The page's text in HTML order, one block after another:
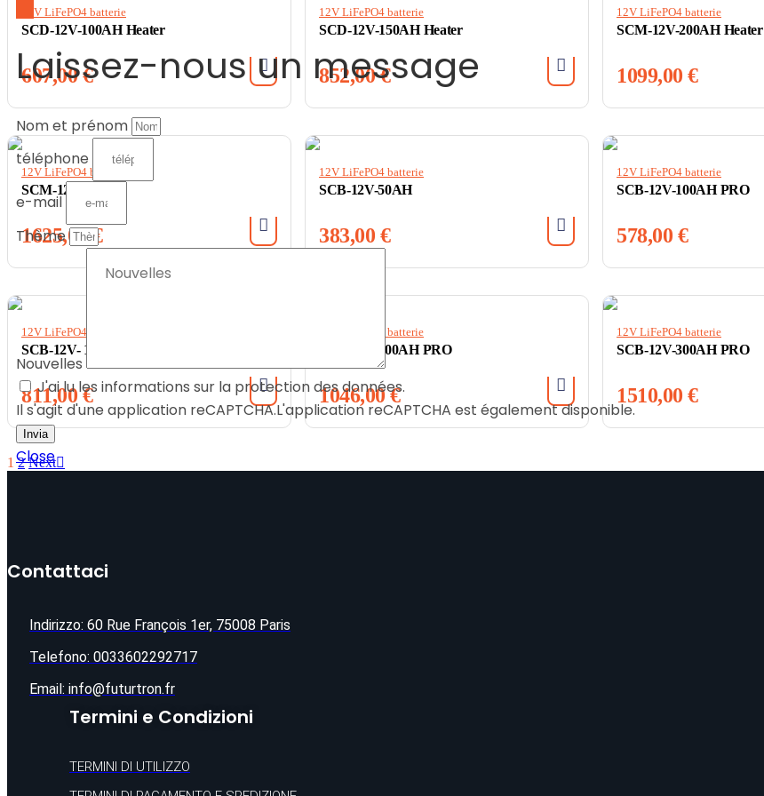
12V LiFePO4 batterie
SCD-12V-100AH Heater
607,00€
12V LiFePO4 batterie
SCD-12V-150AH Heater
852,00€
12V LiFePO4 batterie
SCM-12V-200AH Heater
1099,00€
12V LiFePO4 batterie
SCM-12V-300AH
1625,00€
12V LiFePO4 batterie
SCB-12V-50AH
383,00 €
12V LiFePO4 batterie
SCB-12V-100AH PRO
578,00 €
12V LiFePO4 batterie
SCB-12V- 150AH PRO
811,00€
12V LiFePO4 batterie
SCB-12V-200AH PRO
1046,00€
12V LiFePO4 batterie
SCB-12V-300AH PRO
1510,00€
1 2 Next
Laissez-nous un message
Nom et prénom
téléphone
e-mail
Thème
Nouvelles
J'ai lu les informations sur la protection des données.
Il s'agit d'une application reCAPTCHA.L'application reCAPTCHA est également disponible.
Invia
Close
Contattaci
Indirizzo: 60 Rue François 1er, 75008 Paris
Telefono: 0033602292717
Email: info@futurtron.fr
Termini e Condizioni
TERMINI DI UTILIZZO